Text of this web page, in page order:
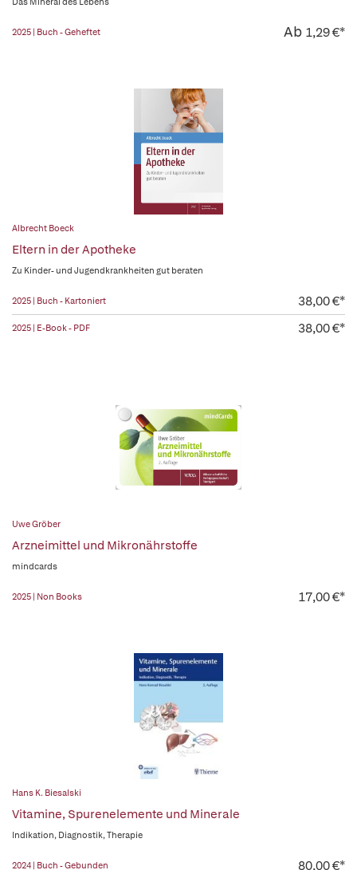
2025 | Buch - Geheftet Ab 1,29 €*
Albrecht Boeck
Eltern in der Apotheke
Zu Kinder- und Jugendkrankheiten gut beraten
2025 | Buch - Kartoniert 38,00 €*
2025 | E-Book - PDF 38,00 €*
Uwe Gröber
Arzneimittel und Mikronährstoffe
mindcards
2025 | Non Books 17,00 €*
Hans K. Biesalski
Vitamine, Spurenelemente und Minerale
Indikation, Diagnostik, Therapie
2024 | Buch - Gebunden 80,00 €*